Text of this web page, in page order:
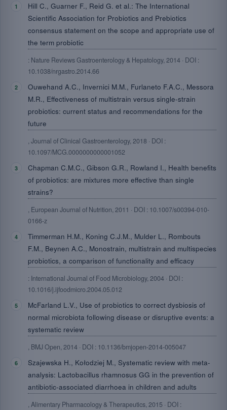
Hill C., Guarner F., Reid G. et al.: The International
Scientific Association for Probiotics and Prebiotics
consensus statement on the scope and appropriate use of
the term probiotic
: Nature Reviews Gastroenterology & Hepatology, 2014 · DOI :
10.1038/nrgastro.2014.66
Ouwehand A.C., Invernici M.M., Furlaneto F.A.C., Messora
M.R., Effectiveness of multistrain versus single-strain
probiotics: current status and recommendations for the
future
, Journal of Clinical Gastroenterology, 2018 · DOI :
10.1097/MCG.0000000000001052
Chapman C.M.C., Gibson G.R., Rowland I., Health benefits
of probiotics: are mixtures more effective than single
strains?
, European Journal of Nutrition, 2011 · DOI : 10.1007/s00394-010-
0166-z
Timmerman H.M., Koning C.J.M., Mulder L., Rombouts
F.M., Beynen A.C., Monostrain, multistrain and multispecies
probiotics, a comparison of functionality and efficacy
: International Journal of Food Microbiology, 2004 · DOI :
10.1016/j.ijfoodmicro.2004.05.012
McFarland L.V., Use of probiotics to correct dysbiosis of
normal microbiota following disease or disruptive events: a
systematic review
, BMJ Open, 2014 · DOI : 10.1136/bmjopen-2014-005047
Szajewska H., Kołodziej M., Systematic review with meta-
analysis: Lactobacillus rhamnosus GG in the prevention of
antibiotic-associated diarrhoea in children and adults
, Alimentary Pharmacology & Therapeutics, 2015 · DOI :